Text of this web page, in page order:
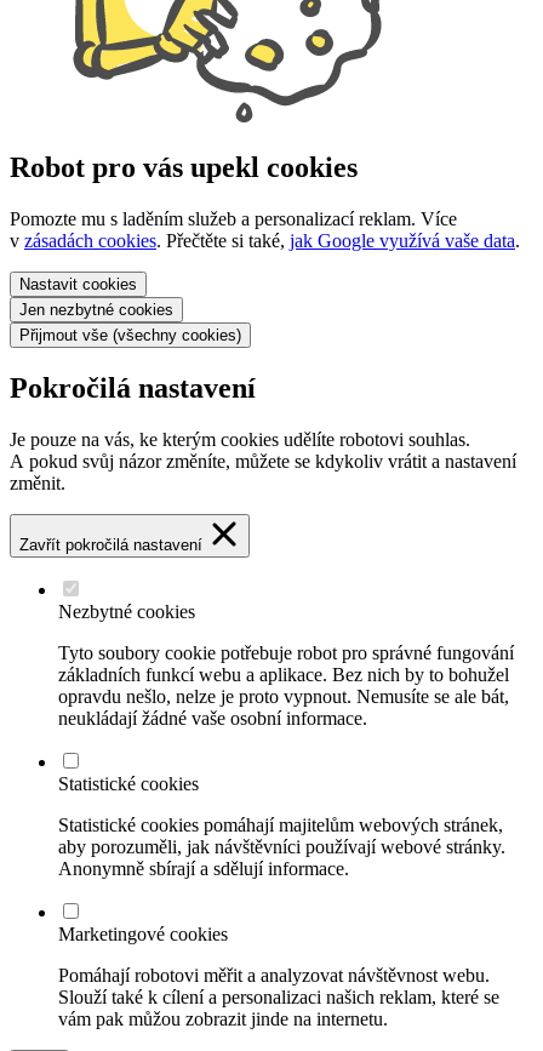
Robot pro vás upekl cookies
Pomozte mu s laděním služeb a personalizací reklam. Více
v zásadách cookies. Přečtěte si také, jak Google využívá vaše data.
Nastavit cookies
Jen nezbytné cookies
Přijmout vše (všechny cookies)
Pokročilá nastavení
Je pouze na vás, ke kterým cookies udělíte robotovi souhlas.
A pokud svůj názor změníte, můžete se kdykoliv vrátit a nastavení
změnit.
Zavřít pokročilá nastavení
Nezbytné cookies
Tyto soubory cookie potřebuje robot pro správné fungování
základních funkcí webu a aplikace. Bez nich by to bohužel
opravdu nešlo, nelze je proto vypnout. Nemusíte se ale bát,
neukládají žádné vaše osobní informace.
Statistické cookies
Statistické cookies pomáhají majitelům webových stránek,
aby porozuměli, jak návštěvníci používají webové stránky.
Anonymně sbírají a sdělují informace.
Marketingové cookies
Pomáhají robotovi měřit a analyzovat návštěvnost webu.
Slouží také k cílení a personalizaci našich reklam, které se
vám pak můžou zobrazit jinde na internetu.